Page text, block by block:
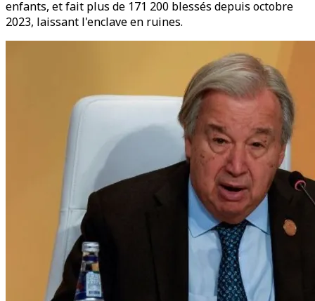
enfants, et fait plus de 171 200 blessés depuis octobre
2023, laissant l'enclave en ruines.